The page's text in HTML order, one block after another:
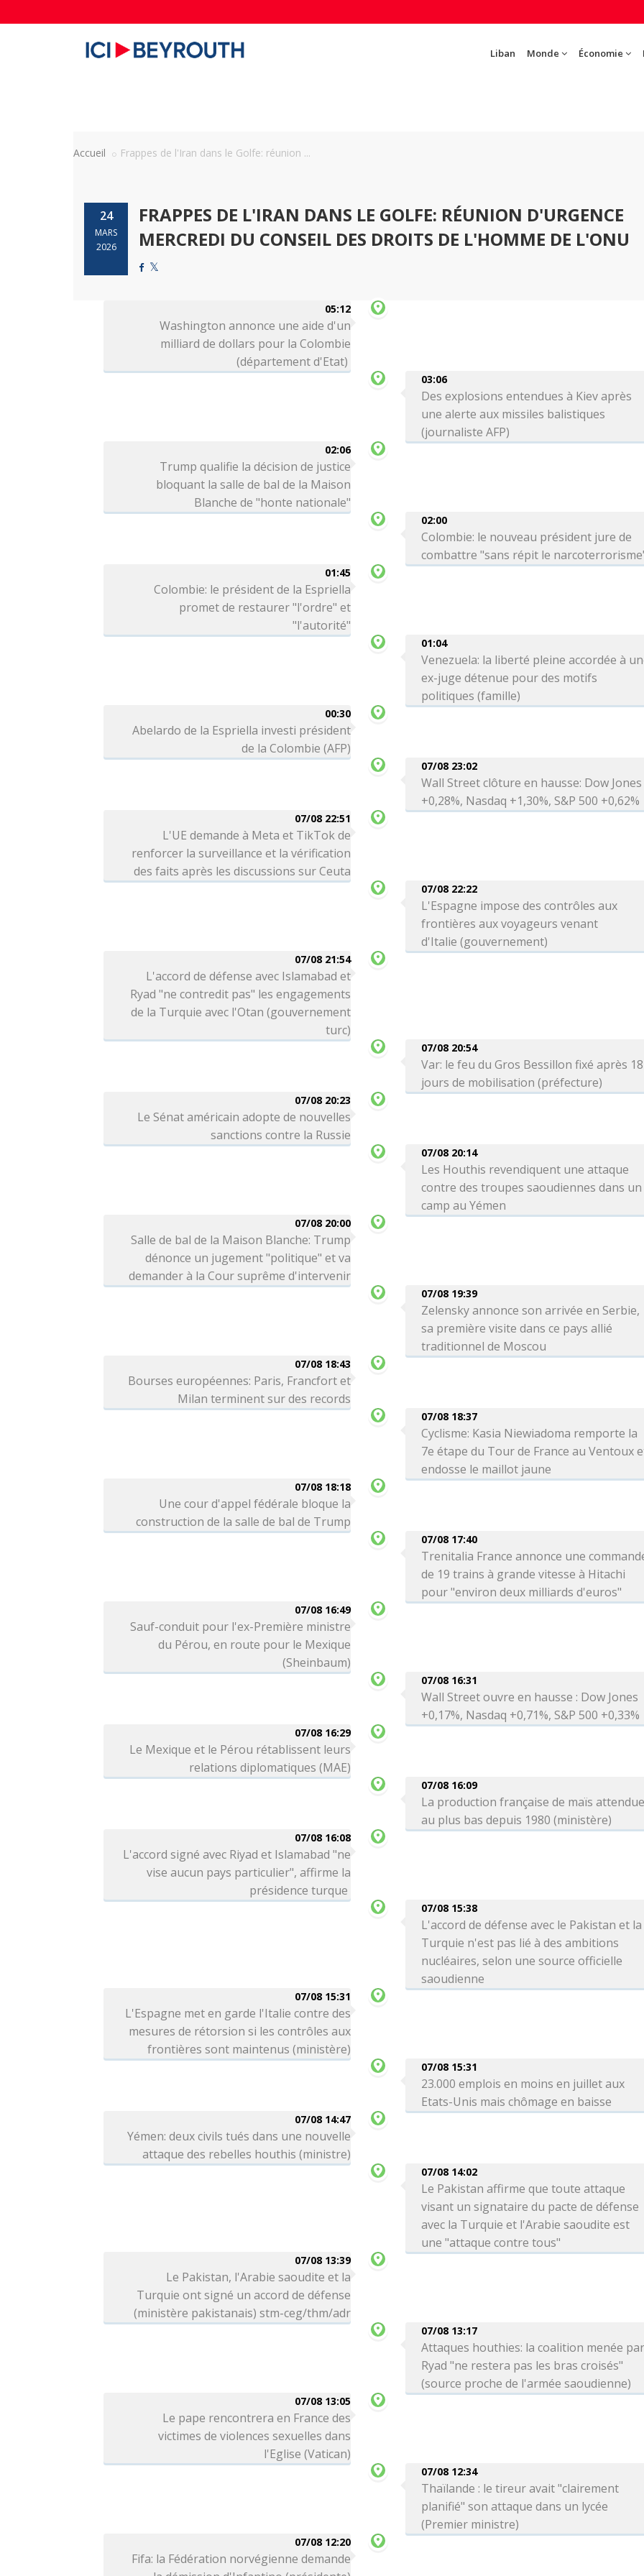
Liban Monde Économie
Accueil Frappes de l'Iran dans le Golfe: réunion ...
24
MARS
2026
FRAPPES DE L'IRAN DANS LE GOLFE: RÉUNION D'URGENCE
MERCREDI DU CONSEIL DES DROITS DE L'HOMME DE L'ONU
05:12
Washington annonce une aide d'un
milliard de dollars pour la Colombie
(département d'Etat)
03:06
Des explosions entendues à Kiev après
une alerte aux missiles balistiques
(journaliste AFP)
02:06
Trump qualifie la décision de justice
bloquant la salle de bal de la Maison
Blanche de "honte nationale"
02:00
Colombie: le nouveau président jure de
combattre "sans répit le
01:45
Colombie: le président de la Espriella
promet de restaurer "l'ordre" et
"l'autorité"
01:04
Venezuela: la liberté pleine accordée à
ex-juge détenue pour des motifs
politiques (famille)
00:30
Abelardo de la Espriella investi président
de la Colombie (AFP)
07/08 23:02
Wall Street clôture en hausse: Dow Jones
+0,28%, Nasdaq +1,30%, S&P 500 +0,62%
07/08 22:51
L'UE demande à Meta et TikTok de
renforcer la surveillance et la vérification
des faits après les discussions sur Ceuta
07/08 22:22
L'Espagne impose des contrôles aux
frontières aux voyageurs venant
d'Italie (gouvernement)
07/08 21:54
L'accord de défense avec Islamabad et
Ryad "ne contredit pas" les engagements
de la Turquie avec l'Otan (gouvernement
turc)
07/08 20:54
Var: le feu du Gros Bessillon fixé après 18
jours de mobilisation (préfecture)
07/08 20:23
Le Sénat américain adopte de nouvelles
sanctions contre la Russie
07/08 20:14
Les Houthis revendiquent une attaque
contre des troupes saoudiennes dans un
camp au Yémen
07/08 20:00
Salle de bal de la Maison Blanche: Trump
dénonce un jugement "politique" et va
demander à la Cour suprême d'intervenir
07/08 19:39
Zelensky annonce son arrivée en Serbie,
sa première visite dans ce pays allié
traditionnel de Moscou
07/08 18:43
Bourses européennes: Paris, Francfort et
Milan terminent sur des records
07/08 18:37
Cyclisme: Kasia Niewiadoma remporte la
7e étape du Tour de France au Ventoux
endosse le maillot jaune
07/08 18:18
Une cour d'appel fédérale bloque la
construction de la salle de bal de Trump
07/08 17:40
Trenitalia France annonce une
de 19 trains à grande vitesse à Hitachi
pour "environ deux milliards d'euros"
07/08 16:49
Sauf-conduit pour l'ex-Première ministre
du Pérou, en route pour le Mexique
(Sheinbaum)
07/08 16:31
Wall Street ouvre en hausse : Dow Jones
+0,17%, Nasdaq +0,71%, S&P 500 +0,33%
07/08 16:29
Le Mexique et le Pérou rétablissent leurs
relations diplomatiques (MAE)
07/08 16:09
La production française de maïs
au plus bas depuis 1980 (ministère)
07/08 16:08
L'accord signé avec Riyad et Islamabad "ne
vise aucun pays particulier", affirme la
présidence turque
07/08 15:38
L'accord de défense avec le Pakistan et la
Turquie n'est pas lié à des ambitions
nucléaires, selon une source officielle
saoudienne
07/08 15:31
L'Espagne met en garde l'Italie contre des
mesures de rétorsion si les contrôles aux
frontières sont maintenus (ministère)
07/08 15:31
23.000 emplois en moins en juillet aux
Etats-Unis mais chômage en baisse
07/08 14:47
Yémen: deux civils tués dans une nouvelle
attaque des rebelles houthis (ministre)
07/08 14:02
Le Pakistan affirme que toute attaque
visant un signataire du pacte de défense
avec la Turquie et l'Arabie saoudite est
une "attaque contre tous"
07/08 13:39
Le Pakistan, l'Arabie saoudite et la
Turquie ont signé un accord de défense
(ministère pakistanais) stm-ceg/thm/adr
07/08 13:17
Attaques houthies: la coalition menée
Ryad "ne restera pas les bras croisés"
(source proche de l'armée saoudienne)
07/08 13:05
Le pape rencontrera en France des
victimes de violences sexuelles dans
l'Eglise (Vatican)
07/08 12:34
Thaïlande : le tireur avait "clairement
planifié" son attaque dans un lycée
(Premier ministre)
07/08 12:20
Fifa: la Fédération norvégienne demande